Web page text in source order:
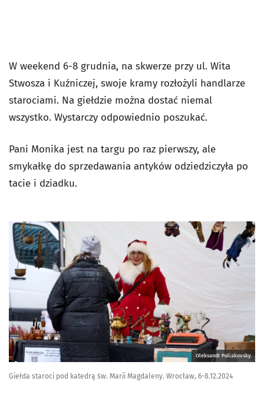
W weekend 6-8 grudnia, na skwerze przy ul. Wita
Stwosza i Kuźniczej, swoje kramy rozłożyli handlarze
starociami. Na giełdzie można dostać niemal
wszystko. Wystarczy odpowiednio poszukać.
Pani Monika jest na targu po raz pierwszy, ale
smykałkę do sprzedawania antyków odziedziczyła po
tacie i dziadku.
Oleksandr Poliakovsky
Giełda staroci pod katedrą św. Marii Magdaleny. Wrocław, 6-8.12.2024